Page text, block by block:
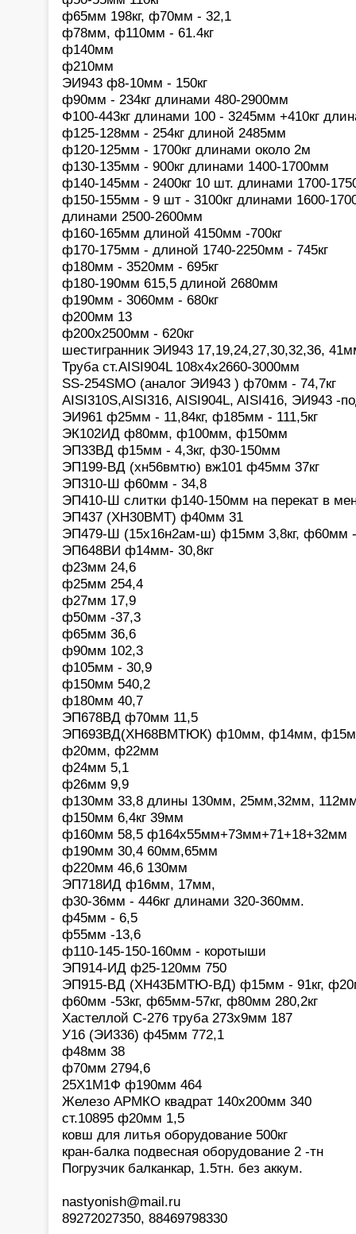
ф65мм 198кг, ф70мм - 32,1
ф78мм, ф110мм - 61.4кг
ф140мм
ф210мм
ЭИ943 ф8-10мм - 150кг
ф90мм - 234кг длинами 480-2900мм
Ф100-443кг длинами 100 - 3245мм +410кг
ф125-128мм - 254кг длиной 2485мм
ф120-125мм - 1700кг длинами около 2м
ф130-135мм - 900кг длинами 1400-1700мм
ф140-145мм - 2400кг 10 шт. длинами 1700-
ф150-155мм - 9 шт - 3100кг длинами 1600-
длинами 2500-2600мм
ф160-165мм длиной 4150мм -700кг
ф170-175мм - длиной 1740-2250мм - 745кг
ф180мм - 3520мм - 695кг
ф180-190мм 615,5 длиной 2680мм
ф190мм - 3060мм - 680кг
ф200мм 13
ф200х2500мм - 620кг
шестигранник ЭИ943 17,19,24,27,30,32,36,
Труба ст.AISI904L 108х4х2660-3000мм
SS-254SMO (аналог ЭИ943 ) ф70мм - 74,7кг
AISI310S,AISI316, AISI904L, AISI416, ЭИ943 -
ЭИ961 ф25мм - 11,84кг, ф185мм - 111,5кг
ЭК102ИД ф80мм, ф100мм, ф150мм
ЭП33ВД ф15мм - 4,3кг, ф30-150мм
ЭП199-ВД (хн56вмтю) вж101 ф45мм 37кг
ЭП310-Ш ф60мм - 34,8
ЭП410-Ш слитки ф140-150мм на перекат в
ЭП437 (ХН30ВМТ) ф40мм 31
ЭП479-Ш (15х16н2ам-ш) ф15мм 3,8кг, ф60мм -
ЭП648ВИ ф14мм- 30,8кг
ф23мм 24,6
ф25мм 254,4
ф27мм 17,9
ф50мм -37,3
ф65мм 36,6
ф90мм 102,3
ф105мм - 30,9
ф150мм 540,2
ф180мм 40,7
ЭП678ВД ф70мм 11,5
ЭП693ВД(ХН68ВМТЮК) ф10мм, ф14мм,
ф20мм, ф22мм
ф24мм 5,1
ф26мм 9,9
ф130мм 33,8 длины 130мм, 25мм,32мм,
ф150мм 6,4кг 39мм
ф160мм 58,5 ф164х55мм+73мм+71+18+32мм
ф190мм 30,4 60мм,65мм
ф220мм 46,6 130мм
ЭП718ИД ф16мм, 17мм,
ф30-36мм - 446кг длинами 320-360мм.
ф45мм - 6,5
ф55мм -13,6
ф110-145-150-160мм - коротыши
ЭП914-ИД ф25-120мм 750
ЭП915-ВД (ХН43БМТЮ-ВД) ф15мм - 91кг,
ф60мм -53кг, ф65мм-57кг, ф80мм 280,2кг
Хастеллой С-276 труба 273х9мм 187
У16 (ЭИ336) ф45мм 772,1
ф48мм 38
ф70мм 2794,6
25Х1М1Ф ф190мм 464
Железо АРМКО квадрат 140х200мм 340
ст.10895 ф20мм 1,5
ковш для литья оборудование 500кг
кран-балка подвесная оборудование 2 -тн
Погрузчик балканкар, 1.5тн. без аккум.
nastyonish@mail.ru
89272027350, 88469798330